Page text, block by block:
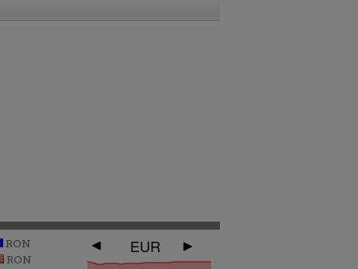
RON
RON
EUR